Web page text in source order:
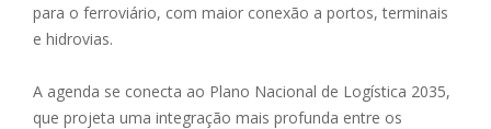
para o ferroviário, com maior conexão a portos, terminais
e hidrovias.
A agenda se conecta ao Plano Nacional de Logística 2035,
que projeta uma integração mais profunda entre os